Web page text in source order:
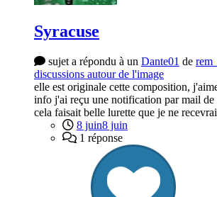
Syracuse
sujet a répondu à un Dante01 de
discussions autour de l'image
elle est originale cette composition,
info j'ai reçu une notification par mail de
cela faisait belle lurette que je ne
8 juin8 juin
1 réponse